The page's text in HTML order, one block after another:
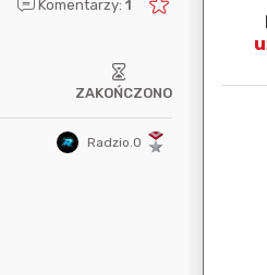
Komentarzy: 1
ZAKOŃCZONO
Radzio.O